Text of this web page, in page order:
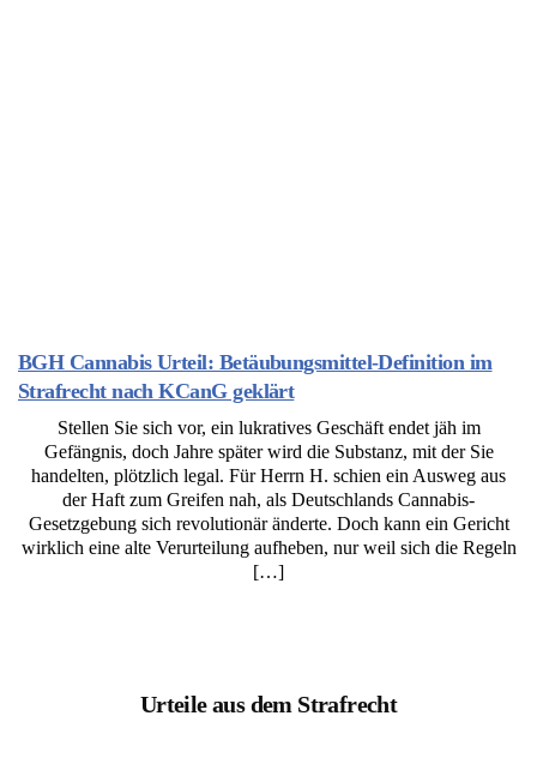
BGH Cannabis Urteil: Betäubungsmittel-Definition im
Strafrecht nach KCanG geklärt
Stellen Sie sich vor, ein lukratives Geschäft endet jäh im
Gefängnis, doch Jahre später wird die Substanz, mit der Sie
handelten, plötzlich legal. Für Herrn H. schien ein Ausweg aus
der Haft zum Greifen nah, als Deutschlands Cannabis-
Gesetzgebung sich revolutionär änderte. Doch kann ein Gericht
wirklich eine alte Verurteilung aufheben, nur weil sich die Regeln
[…]
Urteile aus dem Strafrecht